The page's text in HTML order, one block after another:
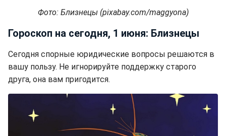
Фото: Близнецы (pixabay.com/maggyona)
Гороскоп на сегодня, 1 июня: Близнецы
Сегодня спорные юридические вопросы решаются в
вашу пользу. Не игнорируйте поддержку старого
друга, она вам пригодится.